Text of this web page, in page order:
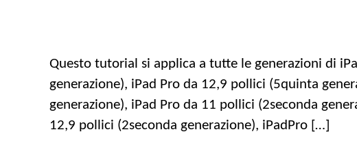
Questo tutorial si applica a tutte le generazioni di
generazione), iPad Pro da 12,9 pollici (5quinta
generazione), iPad Pro da 11 pollici (2seconda
12,9 pollici (2seconda generazione), iPadPro […]